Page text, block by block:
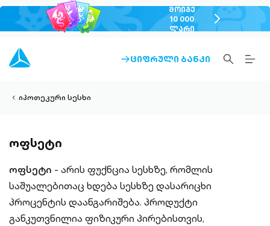
ᲛᲝᲘᲒᲔ
10 000
ᲚᲐᲠᲘ
chevron-
right-
ARROW-
ᲪᲘᲤᲠᲣᲚᲘ ᲑᲐᲜᲙᲘ
SEARCH-
OUTLINED
იპოთეკური სესხი
ოფსეტი
ოფსეტი - არის ფუქნცია სესხზე, რომლის
საშუალებითაც ხდება სესხზე დასარიცხი
პროცენტის დაანგარიშება. პროდუქტი
განკუთვნილია ფიზიკური პირებისთვის,